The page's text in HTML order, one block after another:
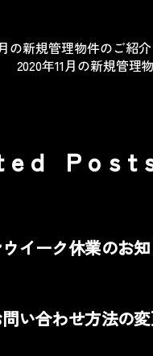
の新規管理物件のご紹介
2020年11月の新規管理
イーク休業のお
い合わせ方法の